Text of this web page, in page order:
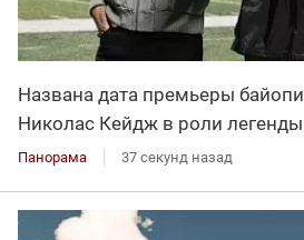
Названа дата премьеры
Николас Кейдж в роли
Панорама 37 секунд назад